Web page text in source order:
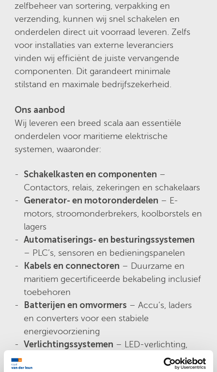
zelfbeheer van sortering, verpakking en
verzending, kunnen wij snel schakelen en
onderdelen direct uit voorraad leveren. Zelfs
voor installaties van externe leveranciers
vinden wij efficiënt de juiste vervangende
componenten. Dit garandeert minimale
stilstand en maximale bedrijfszekerheid.
Ons aanbod
Wij leveren een breed scala aan essentiële
onderdelen voor maritieme elektrische
systemen, waaronder:
Schakelkasten en componenten –
Contactors, relais, zekeringen en schakelaars
Generator- en motoronderdelen – E-
motors, stroomonderbrekers, koolborstels en
lagers
Automatiserings- en besturingssystemen
– PLC’s, sensoren en bedieningspanelen
Kabels en connectoren – Duurzame en
maritiem gecertificeerde bekabeling inclusief
toebehoren
Batterijen en omvormers – Accu’s, laders
en converters voor een stabiele
energievoorziening
Verlichtingssystemen – LED-verlichting,
navigatieverlichting en explosieveilige